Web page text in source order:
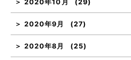
2020年9月 (27)
2020年8月 (25)